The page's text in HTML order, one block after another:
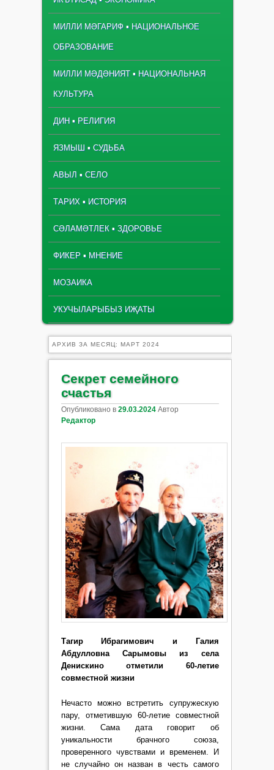
МИЛЛИ МӘГАРИФ ▪ НАЦИОНАЛЬНОЕ
ОБРАЗОВАНИЕ
МИЛЛИ МӘДӘНИЯТ ▪ НАЦИОНАЛЬНАЯ
КУЛЬТУРА
ДИН ▪ РЕЛИГИЯ
ЯЗМЫШ ▪ СУДЬБА
АВЫЛ ▪ СЕЛО
ТАРИХ ▪ ИСТОРИЯ
СӘЛАМӘТЛЕК ▪ ЗДОРОВЬЕ
ФИКЕР ▪ МНЕНИЕ
МОЗАИКА
УКУЧЫЛАРЫБЫЗ ИҖАТЫ
АРХИВ ЗА МЕСЯЦ: МАРТ 2024
Секрет семейного
счастья
Опубликовано в 29.03.2024 Автор
Редактор
Тагир Ибрагимович и Галия
Абдулловна Сарымовы из села
Денискино отметили 60-летие
совместной жизни
Нечасто можно встретить супружескую
пару, отметившую 60-летие совместной
жизни. Сама дата говорит об
уникальности брачного союза,
проверенного чувствами и временем. И
не случайно он назван в честь самого